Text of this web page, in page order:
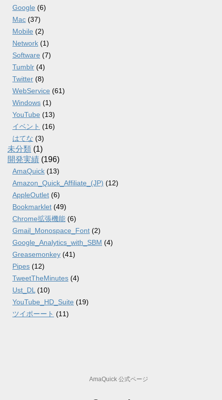
Google (6)
Mac (37)
Mobile (2)
Network (1)
Software (7)
Tumblr (4)
Twitter (8)
WebService (61)
Windows (1)
YouTube (13)
イベント (16)
はてな (3)
未分類 (1)
開発実績 (196)
AmaQuick (13)
Amazon_Quick_Affiliate_(JP) (12)
AppleOutlet (6)
Bookmarklet (49)
Chrome拡張機能 (6)
Gmail_Monospace_Font (2)
Google_Analytics_with_SBM (4)
Greasemonkey (41)
Pipes (12)
TweetTheMinutes (4)
Ust_DL (10)
YouTube_HD_Suite (19)
ツイポーート (11)
AmaQuick 公式ページ